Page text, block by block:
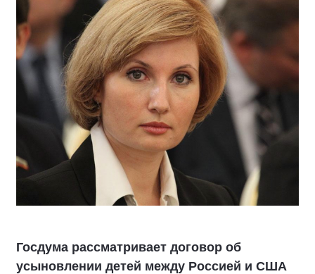
Госдума рассматривает договор об
усыновлении детей между Россией и США